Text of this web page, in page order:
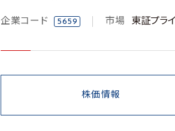
企業コード 5659 市場 東証プラ
株価情報